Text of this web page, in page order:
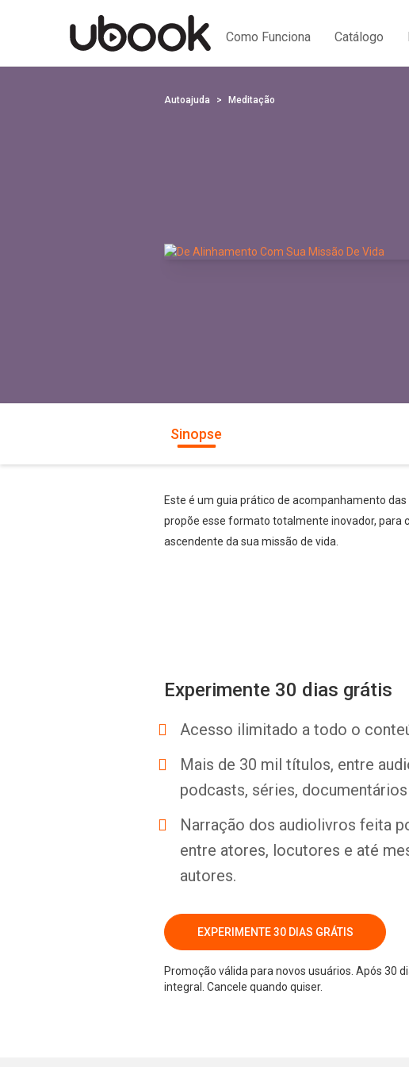
Como Funciona Catálogo
Autoajuda Meditação
Sinopse
Este é um guia prático de acompanhamento
propõe esse formato totalmente inovador, para
ascendente da sua missão de vida.
Experimente 30 dias grátis
Acesso ilimitado a todo o
Mais de 30 mil títulos, entre
podcasts, séries,
Narração dos audiolivros feita
entre atores, locutores e até
autores.
EXPERIMENTE 30 DIAS GRÁTIS
Promoção válida para novos usuários. Após 30
integral. Cancele quando quiser.